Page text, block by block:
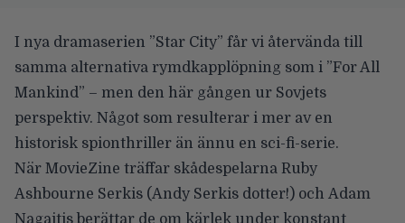
I nya dramaserien ”Star City” får vi återvända till
samma alternativa rymdkapplöpning som i ”For All
Mankind” – men den här gången ur Sovjets
perspektiv. Något som resulterar i mer av en
historisk spionthriller än ännu en sci-fi-serie.
När MovieZine träffar skådespelarna Ruby
Ashbourne Serkis (Andy Serkis dotter!) och Adam
Nagaitis berättar de om kärlek under konstant